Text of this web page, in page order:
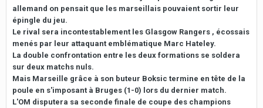
allemand on pensait que les marseillais pouvaient sortir leur
épingle du jeu.
Le rival sera incontestablement les Glasgow Rangers , écossais
menés par leur attaquant emblématique Marc Hateley.
La double confrontation entre les deux formations se soldera
sur deux matchs nuls.
Mais Marseille grâce à son buteur Boksic termine en tête de la
poule en s'imposant à Bruges (1-0) lors du dernier match.
L'OM disputera sa seconde finale de coupe des champions